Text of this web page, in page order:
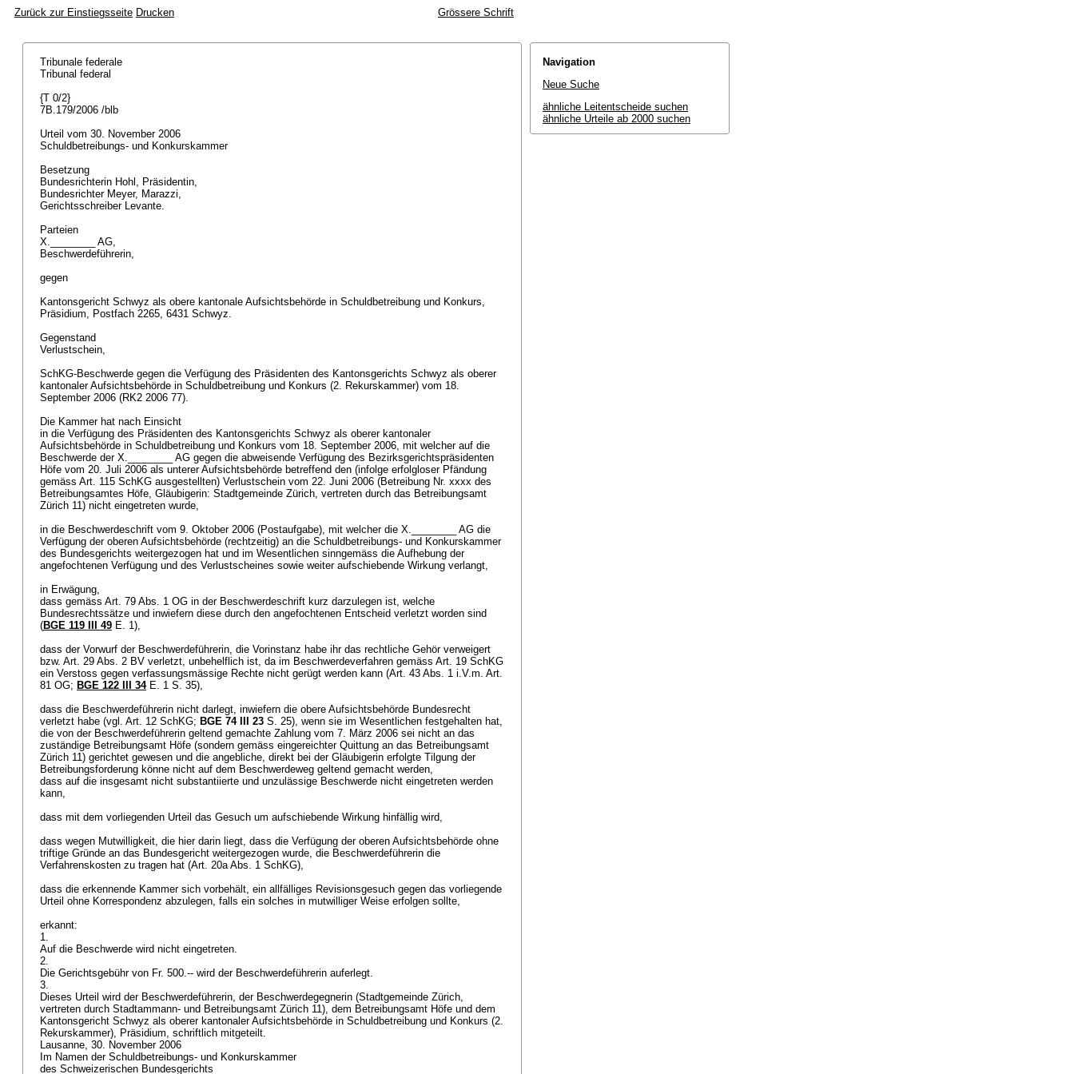
Zurück zur Einstiegsseite Drucken Grössere Schrift
Tribunale federale
Tribunal federal
{T 0/2}
7B.179/2006 /blb
Urteil vom 30. November 2006
Schuldbetreibungs- und Konkurskammer
Besetzung
Bundesrichterin Hohl, Präsidentin,
Bundesrichter Meyer, Marazzi,
Gerichtsschreiber Levante.
Parteien
X.________ AG,
Beschwerdeführerin,
gegen
Kantonsgericht Schwyz als obere kantonale Aufsichtsbehörde in Schuldbetreibung und Konkurs,
Präsidium, Postfach 2265, 6431 Schwyz.
Gegenstand
Verlustschein,
SchKG-Beschwerde gegen die Verfügung des Präsidenten des Kantonsgerichts Schwyz als oberer
kantonaler Aufsichtsbehörde in Schuldbetreibung und Konkurs (2. Rekurskammer) vom 18.
September 2006 (RK2 2006 77).
Die Kammer hat nach Einsicht
in die Verfügung des Präsidenten des Kantonsgerichts Schwyz als oberer kantonaler
Aufsichtsbehörde in Schuldbetreibung und Konkurs vom 18. September 2006, mit welcher auf die
Beschwerde der X.________ AG gegen die abweisende Verfügung des Bezirksgerichtspräsidenten
Höfe vom 20. Juli 2006 als unterer Aufsichtsbehörde betreffend den (infolge erfolgloser Pfändung
gemäss Art. 115 SchKG ausgestellten) Verlustschein vom 22. Juni 2006 (Betreibung Nr. xxxx des
Betreibungsamtes Höfe, Gläubigerin: Stadtgemeinde Zürich, vertreten durch das Betreibungsamt
Zürich 11) nicht eingetreten wurde,
in die Beschwerdeschrift vom 9. Oktober 2006 (Postaufgabe), mit welcher die X.________ AG die
Verfügung der oberen Aufsichtsbehörde (rechtzeitig) an die Schuldbetreibungs- und Konkurskammer
des Bundesgerichts weitergezogen hat und im Wesentlichen sinngemäss die Aufhebung der
angefochtenen Verfügung und des Verlustscheines sowie weiter aufschiebende Wirkung verlangt,
in Erwägung,
dass gemäss Art. 79 Abs. 1 OG in der Beschwerdeschrift kurz darzulegen ist, welche
Bundesrechtssätze und inwiefern diese durch den angefochtenen Entscheid verletzt worden sind
(BGE 119 III 49 E. 1),
dass der Vorwurf der Beschwerdeführerin, die Vorinstanz habe ihr das rechtliche Gehör verweigert
bzw. Art. 29 Abs. 2 BV verletzt, unbehelflich ist, da im Beschwerdeverfahren gemäss Art. 19 SchKG
ein Verstoss gegen verfassungsmässige Rechte nicht gerügt werden kann (Art. 43 Abs. 1 i.V.m. Art.
81 OG; BGE 122 III 34E. 1 S. 35),
dass die Beschwerdeführerin nicht darlegt, inwiefern die obere Aufsichtsbehörde Bundesrecht
verletzt habe (vgl. Art. 12 SchKG; BGE 74 III 23 S. 25), wenn sie im Wesentlichen festgehalten hat,
die von der Beschwerdeführerin geltend gemachte Zahlung vom 7. März 2006 sei nicht an das
zuständige Betreibungsamt Höfe (sondern gemäss eingereichter Quittung an das Betreibungsamt
Zürich 11) gerichtet gewesen und die angebliche, direkt bei der Gläubigerin erfolgte Tilgung der
Betreibungsforderung könne nicht auf dem Beschwerdeweg geltend gemacht werden,
dass auf die insgesamt nicht substantiierte und unzulässige Beschwerde nicht eingetreten werden
kann,
dass mit dem vorliegenden Urteil das Gesuch um aufschiebende Wirkung hinfällig wird,
dass wegen Mutwilligkeit, die hier darin liegt, dass die Verfügung der oberen Aufsichtsbehörde ohne
triftige Gründe an das Bundesgericht weitergezogen wurde, die Beschwerdeführerin die
Verfahrenskosten zu tragen hat (Art. 20a Abs. 1 SchKG),
dass die erkennende Kammer sich vorbehält, ein allfälliges Revisionsgesuch gegen das vorliegende
Urteil ohne Korrespondenz abzulegen, falls ein solches in mutwilliger Weise erfolgen sollte,
erkannt:
1.
Auf die Beschwerde wird nicht eingetreten.
2.
Die Gerichtsgebühr von Fr. 500.-- wird der Beschwerdeführerin auferlegt.
3.
Dieses Urteil wird der Beschwerdeführerin, der Beschwerdegegnerin (Stadtgemeinde Zürich,
vertreten durch Stadtammann- und Betreibungsamt Zürich 11), dem Betreibungsamt Höfe und dem
Kantonsgericht Schwyz als oberer kantonaler Aufsichtsbehörde in Schuldbetreibung und Konkurs (2.
Rekurskammer), Präsidium, schriftlich mitgeteilt.
Lausanne, 30. November 2006
Im Namen der Schuldbetreibungs- und Konkurskammer
des Schweizerischen Bundesgerichts
Navigation
Neue Suche
ähnliche Leitentscheide suchen
ähnliche Urteile ab 2000 suchen